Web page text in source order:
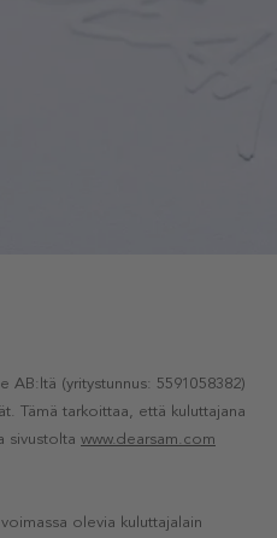
(yritystunnus: 5591058382)
Tämä tarkoittaa, että kuluttajana
sivustolta www.dearsam.com
olevia kuluttajalain